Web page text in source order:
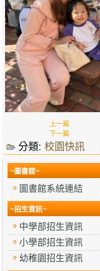
上一篇
下一篇
分類:校園快訊
~圖書館~
圖書館系統連結
~招生資訊~
中學部招生資訊
小學部招生資訊
幼稚園招生資訊